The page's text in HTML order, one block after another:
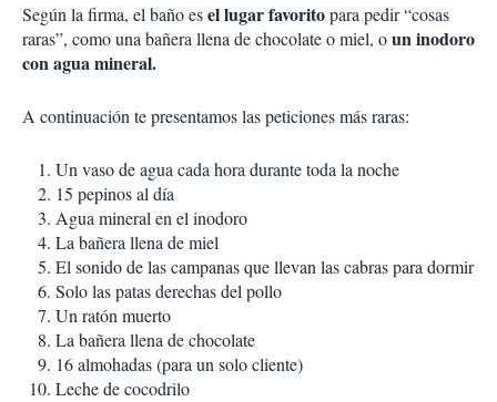
Según la firma, el baño esel lugar favoritopara pedir “cosas
raras”, como una bañera llena de chocolate o miel, oun inodoro
con agua mineral.
A continuación te presentamos las peticiones más raras:
Un vaso de agua cada hora durante toda la noche
15 pepinos al día
Agua mineral en el inodoro
La bañera llena de miel
El sonido de las campanas que llevan las cabras para dormir
Solo las patas derechas del pollo
Un ratón muerto
La bañera llena de chocolate
16 almohadas (para un solo cliente)
Leche de cocodrilo